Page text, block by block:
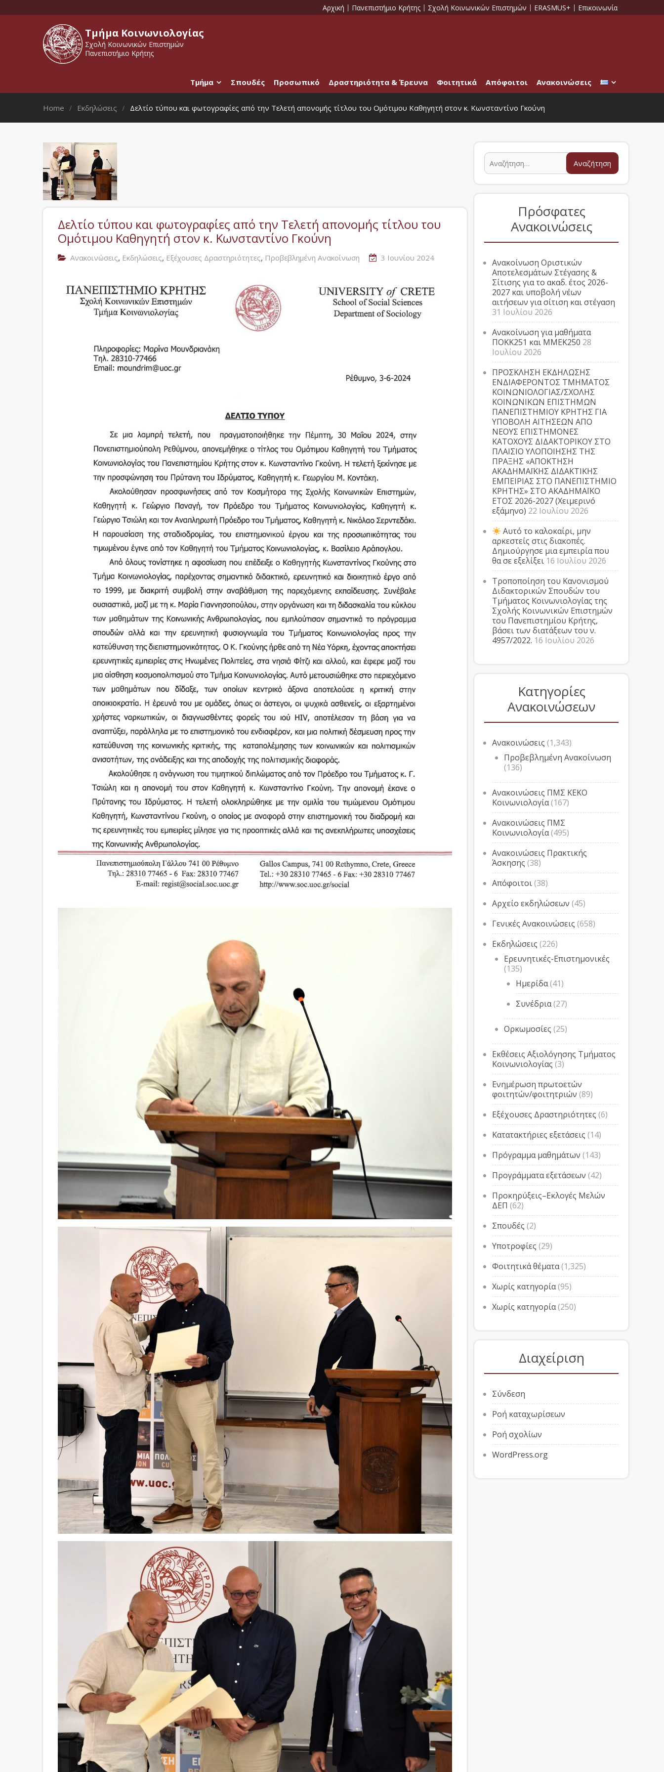
Αρχική Πανεπιστήμιο Κρήτης Σχολή Κοινωνικών Επιστημών ERASMUS+ Επικοινωνία
Τμήμα Κοινωνιολογίας
Σχολή Κοινωνικών Επιστημών
Πανεπιστήμιο Κρήτης
Τμήμα Σπουδές Προσωπικό Δραστηριότητα & Έρευνα Φοιτητικά Απόφοιτοι Ανακοινώσεις
Home Εκδηλώσεις Δελτίο τύπου και φωτογραφίες από την Τελετή απονομής τίτλου του Ομότιμου Καθηγητή στον κ. Κωνσταντίνο Γκούνη
Δελτίο τύπου και φωτογραφίες από την Τελετή απονομής τίτλου του
Ομότιμου Καθηγητή στον κ. Κωνσταντίνο Γκούνη
Ανακοινώσεις, Εκδηλώσεις, Εξέχουσες Δραστηριότητες, Προβεβλημένη Ανακοίνωση 3 Ιουνίου 2024
Πρόσφατες
Ανακοινώσεις
Ανακοίνωση Οριστικών
Αποτελεσμάτων Στέγασης &
Σίτισης για το ακαδ. έτος 2026-
2027 και υποβολή νέων
αιτήσεων για σίτιση και στέγαση
31 Ιουλίου 2026
Ανακοίνωση για μαθήματα
ΠΟΚΚ251 και ΜΜΕΚ250 28
Ιουλίου 2026
ΠΡΟΣΚΛΗΣΗ ΕΚΔΗΛΩΣΗΣ
ΕΝΔΙΑΦΕΡΟΝΤΟΣ ΤΜΗΜΑΤΟΣ
ΚΟΙΝΩΝΙΟΛΟΓΙΑΣ/ΣΧΟΛΗΣ
ΚΟΙΝΩΝΙΚΩΝ ΕΠΙΣΤΗΜΩΝ
ΠΑΝΕΠΙΣΤΗΜΙΟΥ ΚΡΗΤΗΣ ΓΙΑ
ΥΠΟΒΟΛΗ ΑΙΤΗΣΕΩΝ ΑΠΟ
ΝΕΟΥΣ ΕΠΙΣΤΗΜΟΝΕΣ
ΚΑΤΟΧΟΥΣ ΔΙΔΑΚΤΟΡΙΚΟΥ ΣΤΟ
ΠΛΑΙΣΙΟ ΥΛΟΠΟΙΗΣΗΣ ΤΗΣ
ΠΡΑΞΗΣ «ΑΠΟΚΤΗΣΗ
ΑΚΑΔΗΜΑΪΚΗΣ ΔΙΔΑΚΤΙΚΗΣ
ΕΜΠΕΙΡΙΑΣ ΣΤΟ ΠΑΝΕΠΙΣΤΗΜΙΟ
ΚΡΗΤΗΣ» ΣΤΟ ΑΚΑΔΗΜΑΪΚΟ
ΕΤΟΣ 2026-2027 (Χειμερινό
εξάμηνο) 22 Ιουλίου 2026
Αυτό το καλοκαίρι, μην
αρκεστείς στις διακοπές.
Δημιούργησε μια εμπειρία που
θα σε εξελίξει 16 Ιουλίου 2026
Τροποποίηση του Κανονισμού
Διδακτορικών Σπουδών του
Τμήματος Κοινωνιολογίας της
Σχολής Κοινωνικών Επιστημών
του Πανεπιστημίου Κρήτης,
βάσει των διατάξεων του ν.
4957/2022. 16 Ιουλίου 2026
Κατηγορίες
Ανακοινώσεων
Ανακοινώσεις (1,343)
Προβεβλημένη Ανακοίνωση
(136)
Ανακοινώσεις ΠΜΣ ΚΕΚΟ
Κοινωνιολογία(167)
Ανακοινώσεις ΠΜΣ
Κοινωνιολογία(495)
Ανακοινώσεις Πρακτικής
Άσκησης (38)
Απόφοιτοι(38)
Αρχείο εκδηλώσεων (45)
Γενικές Ανακοινώσεις (658)
Εκδηλώσεις (226)
Ερευνητικές-Επιστημονικές
(135)
Ημερίδα(41)
Συνέδρια(27)
Ορκωμοσίες (25)
Εκθέσεις Αξιολόγησης Τμήματος
Κοινωνιολογίας (3)
Ενημέρωση πρωτοετών
φοιτητών/φοιτητριών (89)
Εξέχουσες Δραστηριότητες (6)
Κατατακτήριες εξετάσεις (14)
Πρόγραμμα μαθημάτων (143)
Προγράμματα εξετάσεων (42)
Προκηρύξεις–Εκλογές Μελών
ΔΕΠ (62)
Σπουδές (2)
Υποτροφίες (29)
Φοιτητικά θέματα(1,325)
Χωρίς κατηγορία(95)
Χωρίς κατηγορία(250)
Διαχείριση
Σύνδεση
Ροή καταχωρίσεων
Ροή σχολίων
WordPress.org